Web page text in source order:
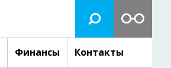
Финансы Контакты